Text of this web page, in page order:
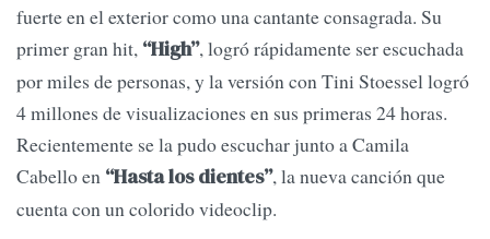
fuerte en el exterior como una cantante consagrada. Su
primer gran hit, “High”, logró rápidamente ser escuchada
por miles de personas, y la versión con Tini Stoessel logró
4 millones de visualizaciones en sus primeras 24 horas.
Recientemente se la pudo escuchar junto a Camila
Cabello en “Hasta los dientes”, la nueva canción que
cuenta con un colorido videoclip.